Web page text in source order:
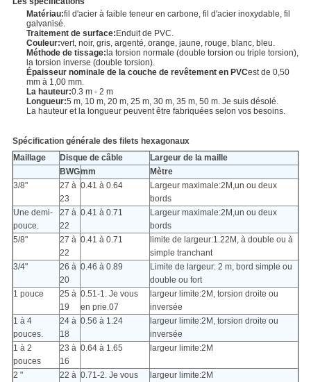
Matériau:fil d'acier à faible teneur en carbone, fil d'acier inoxydable, fil
galvanisé.
Traitement de surface: Enduit de PVC.
Couleur:vert, noir, gris, argenté, orange, jaune, rouge, blanc, bleu.
Méthode de tissage: la torsion normale (double torsion ou triple torsion),
la torsion inverse (double torsion).
Épaisseur nominale de la couche de revêtement en PVCest de 0,50
mm à 1,00 mm.
La hauteur:0.3 m - 2 m
Longueur:5 m, 10 m, 20 m, 25 m, 30 m, 35 m, 50 m. Je suis désolé.
La hauteur et la longueur peuvent être fabriquées selon vos besoins.
Spécification générale des filets hexagonaux
Maillage
Disque de câble
Largeur de la maille
BWGmm
Mètre
3/8"
27 à
23
0.41 à 0.64
Largeur maximale:2M,un ou deux
bords
Une demi-
pouce.
27 à
22
0.41 à 0.71
Largeur maximale:2M,un ou deux
bords
5/8"
27 à
22
0.41 à 0.71
limite de largeur:1.22M, à double ou à
simple tranchant
3/4"
26 à
20
0.46 à 0.89
Limite de largeur: 2 m, bord simple ou
double ou fort
1 pouce
25 à
19
0.51-1. Je vous
en prie.07
largeur limite:2M, torsion droite ou
inversée
1 à 4
pouces.
24 à
18
0.56 à 1.24
largeur limite:2M, torsion droite ou
inversée
1 à 2
pouces
23 à
16
0.64 à 1.65 largeur limite:2M
2 "
22 à 0.71-2. Je vous
largeur limite:2M